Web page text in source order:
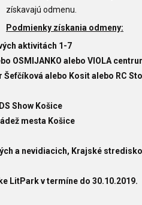
získavajú odmenu.
Podmienky získania odmeny:
aktivitách 1-7
OSMIJANKO alebo VIOLA
alebo Kosit alebo RC
Show Košice
mesta Košice
a nevidiacich, Krajské
LitPark v termíne do 30.10.2019.